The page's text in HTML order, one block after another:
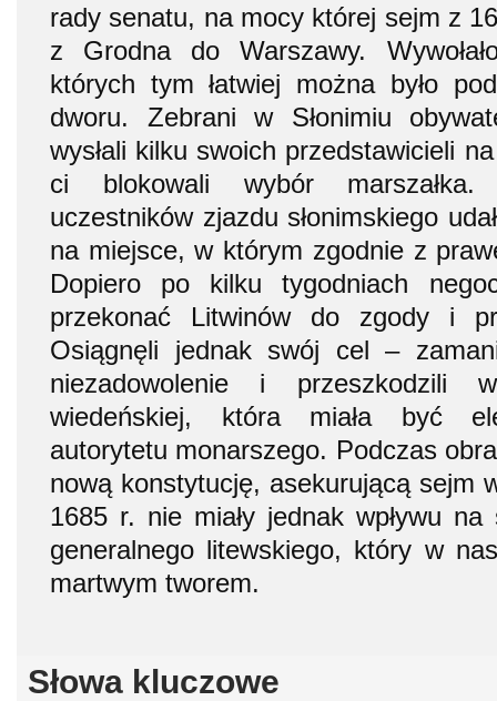
rady senatu, na mocy której sejm z
z Grodna do Warszawy.
których tym łatwiej można było
dworu. Zebrani w Słonimiu
wysłali kilku swoich przedstawicieli
ci blokowali wybór marszałka.
uczestników zjazdu słonimskiego
na miejsce, w którym zgodnie z
Dopiero po kilku tygodniach
przekonać Litwinów do zgody i
Osiągnęli jednak swój cel –
niezadowolenie i przeszkodzili
wiedeńskiej, która miała być
autorytetu monarszego. Podczas
nową konstytucję, asekurującą sejm
1685 r. nie miały jednak wpływu
generalnego litewskiego, który w
martwym tworem.
Słowa kluczowe